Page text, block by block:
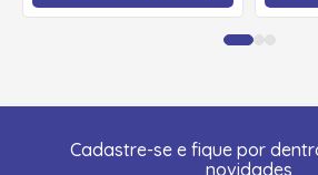
Cadastre-se e fique por
novidades